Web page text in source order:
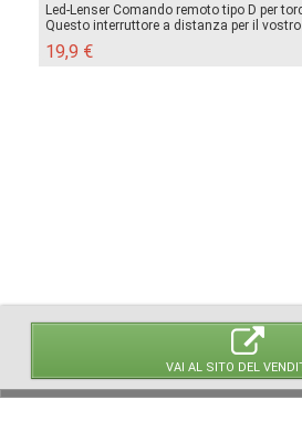
VAI AL SITO DEL
Led-Lenser Comando remoto tipo D per
Questo interruttore a distanza per il vostro
19,9 €